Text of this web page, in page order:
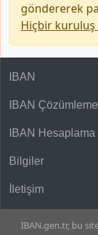
göndererek
Hiçbir kuruluş
IBAN
IBAN
IBAN
Bilgiler
İletişim
IBAN.gen.tr, bu